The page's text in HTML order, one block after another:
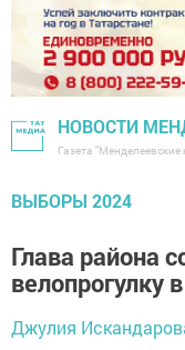
НОВОСТИ
Газета
ВЫБОРЫ 2024
Глава района
велопрогулку
Джулия